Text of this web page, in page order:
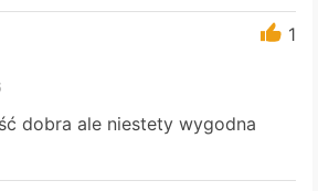
1
dobra ale niestety wygodna